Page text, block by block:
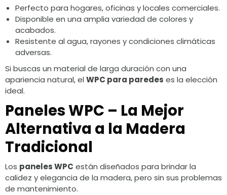
Perfecto para hogares, oficinas y locales comerciales.
Disponible en una amplia variedad de colores y
acabados.
Resistente al agua, rayones y condiciones climáticas
adversas.
Si buscas un material de larga duración con una
apariencia natural, el WPC para paredes es la elección
ideal.
Paneles WPC – La Mejor
Alternativa a la Madera
Tradicional
Los paneles WPC están diseñados para brindar la
calidez y elegancia de la madera, pero sin sus problemas
de mantenimiento.